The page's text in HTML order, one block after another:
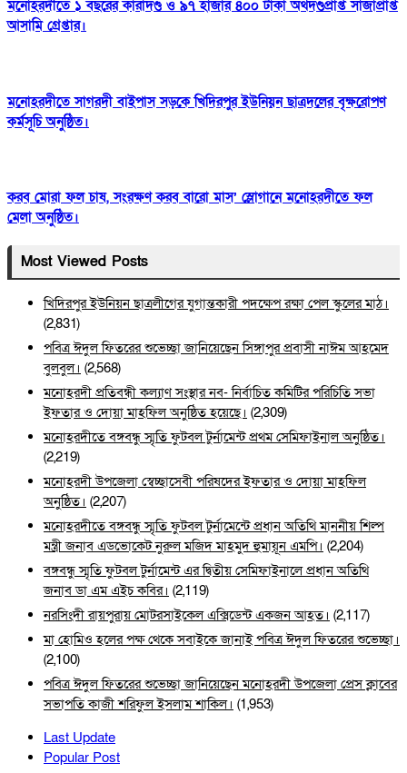
মনোহরদীতে ১ বছরের কারাদণ্ড ও ৯৭ হাজার ৪০০ টাকা অর্থদণ্ডপ্রাপ্ত সাজাপ্রাপ্ত
আসামি গ্রেপ্তার।
মনোহরদীতে সাগরদী বাইপাস সড়কে খিদিরপুর ইউনিয়ন ছাত্রদলের বৃক্ষরোপণ
কর্মসূচি অনুষ্ঠিত।
করব মোরা ফল চাষ, সংরক্ষণ করব বারো মাস’ স্লোগানে মনোহরদীতে ফল
মেলা অনুষ্ঠিত।
Most Viewed Posts
খিদিরপুর ইউনিয়ন ছাত্রলীগের যুগান্তকারী পদক্ষেপ রক্ষা পেল স্কুলের মাঠ।
(2,831)
পবিত্র ঈদুল ফিতরের শুভেচ্ছা জানিয়েছেন সিঙ্গাপুর প্রবাসী নাঈম আহমেদ
বুলবুল। (2,568)
মনোহরদী প্রতিবন্ধী কল্যাণ সংস্থার নব- নির্বাচিত কমিটির পরিচিতি সভা
ইফতার ও দোয়া মাহফিল অনুষ্ঠিত হয়েছে। (2,309)
মনোহরদীতে বঙ্গবন্ধু স্মৃতি ফুটবল টুর্নামেন্ট প্রথম সেমিফাইনাল অনুষ্ঠিত।
(2,219)
মনোহরদী উপজেলা স্বেচ্ছাসেবী পরিষদের ইফতার ও দোয়া মাহফিল
অনুষ্ঠিত। (2,207)
মনোহরদীতে বঙ্গবন্ধু স্মৃতি ফুটবল টুর্নামেন্টে প্রধান অতিথি মাননীয় শিল্প
মন্ত্রী জনাব এডভোকেট নুরুল মজিদ মাহমুদ হুমায়ূন এমপি। (2,204)
বঙ্গবন্ধু স্মৃতি ফুটবল টুর্নামেন্ট এর দ্বিতীয় সেমিফাইনালে প্রধান অতিথি
জনাব ডা এম এইচ কবির। (2,119)
নরসিংদী রায়পুরায় মোটরসাইকেল এক্সিডেন্ট একজন আহত। (2,117)
মা হোমিও হলের পক্ষ থেকে সবাইকে জানাই পবিত্র ঈদুল ফিতরের শুভেচ্ছা।
(2,100)
পবিত্র ঈদুল ফিতরের শুভেচ্ছা জানিয়েছেন মনোহরদী উপজেলা প্রেস ক্লাবের
সভাপতি কাজী শরিফুল ইসলাম শাকিল। (1,953)
Last Update
Popular Post